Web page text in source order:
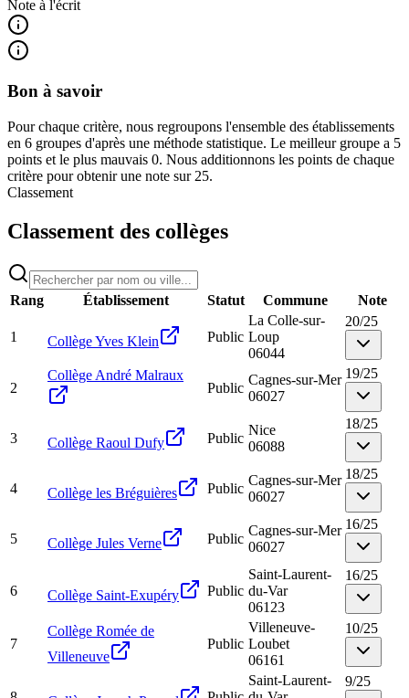
Note à l'écrit
Bon à savoir
Pour chaque critère, nous regroupons l'ensemble des établissements
en 6 groupes d'après une méthode statistique. Le meilleur groupe a 5
points et le plus mauvais 0. Nous additionnons les points de chaque
critère pour obtenir une note sur 25.
Classement
Classement des collèges
Rang Établissement Statut Commune Note
1 Collège Yves Klein Public
La Colle-sur-
Loup
06044
20/25
2
Collège André Malraux
Public
Cagnes-sur-Mer
06027
19/25
3 Collège Raoul Dufy Public
Nice
06088
18/25
4 Collège les Bréguières Public
Cagnes-sur-Mer
06027
18/25
5 Collège Jules Verne Public
Cagnes-sur-Mer
06027
16/25
6 Collège Saint-Exupéry Public
Saint-Laurent-
du-Var
06123
16/25
7
Collège Romée de
Villeneuve
Public
Villeneuve-
Loubet
06161
10/25
Saint-Laurent-
9/25